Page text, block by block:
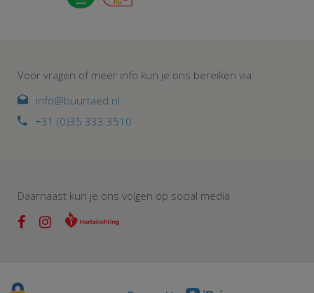
Voor vragen of meer info kun je ons bereiken via
info@buurtaed.nl
+31 (0)35 333 3510
Daarnaast kun je ons volgen op social media